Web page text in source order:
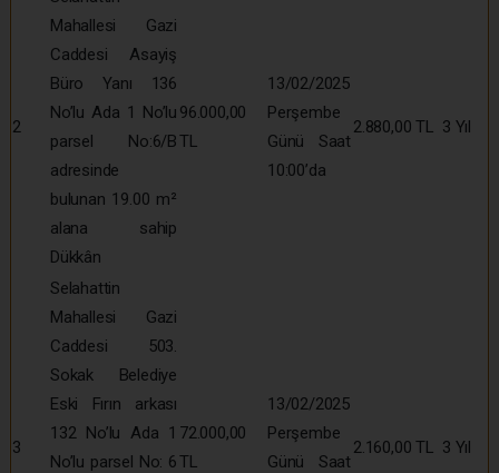
2
Mahallesi Gazi
Caddesi Asayiş
Büro Yanı 136
No’lu Ada 1 No’lu
parsel No:6/B
adresinde
bulunan 19.00 m²
alana sahip
Dükkân
96.000,00
TL
13/02/2025
Perşembe
Günü Saat
10:00’da
2.880,00 TL 3 Yıl
3
Selahattin
Mahallesi Gazi
Caddesi 503.
Sokak Belediye
Eski Fırın arkası
132 No’lu Ada 1
No’lu parsel No: 6
72.000,00
TL
13/02/2025
Perşembe
Günü Saat
2.160,00 TL 3 Yıl